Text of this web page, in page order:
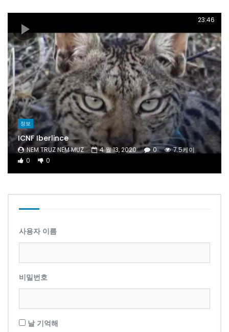
23:46
정보
ICNF Iberlince
NEM TRUZ NEM MUZ 4 월 13, 2020 0
7.5케이
0
0
사용자 이름
비밀번호
날 기억해